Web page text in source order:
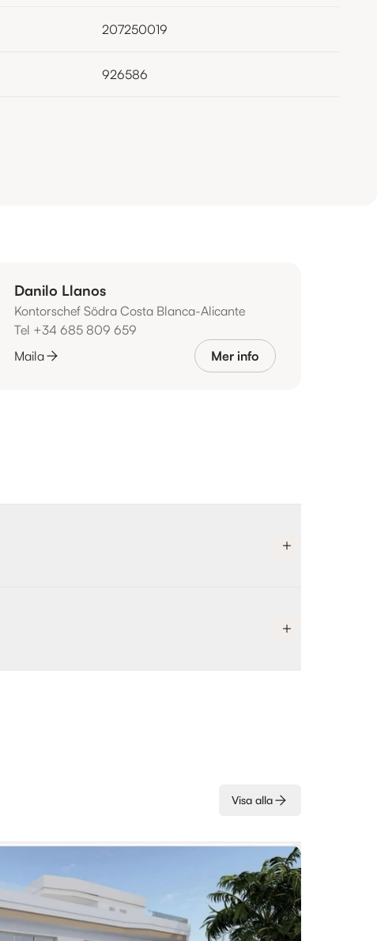
207250019
926586
Danilo Llanos
Kontorschef Södra Costa Blanca-Alicante
Tel +34 685 809 659
Maila
Mer info
Visa alla